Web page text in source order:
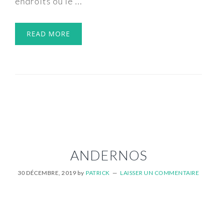
READ MORE
ANDERNOS
30 DÉCEMBRE, 2019 byPATRICK LAISSER UN COMMENTAIRE